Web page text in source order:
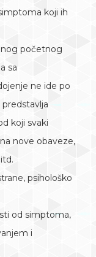
koji ih
početnog
sa
ne ide po
koji svaki
nove obaveze,
psihološko
od simptoma,
i